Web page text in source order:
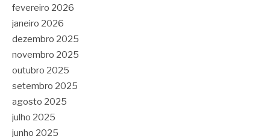
fevereiro 2026
janeiro 2026
dezembro 2025
novembro 2025
outubro 2025
setembro 2025
agosto 2025
julho 2025
junho 2025